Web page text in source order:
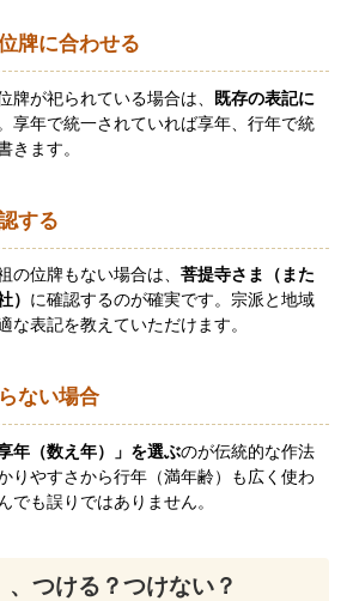
牌に合わせる
牌が祀られている場合は、
既存の表記に
享年で統一されていれば享年、行年で統
きます。
する
の位牌もない場合は、 菩提寺さま（また
） に確認するのが確実です。宗派と地域
な表記を教えていただけます。
ない場合
享年（数え年）」を選ぶのが伝統的な作法
りやすさから行年（満年齢）も広く使わ
でも誤りではありません。
、つける？つけない？